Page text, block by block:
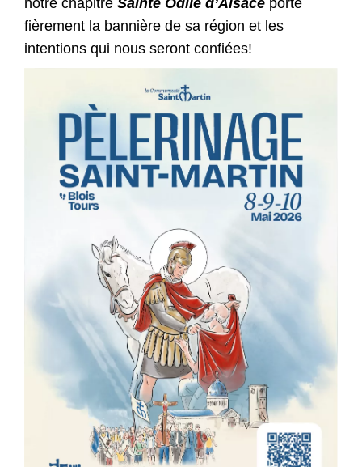
notre chapitre Sainte Odile d’Alsace porte
fièrement la bannière de sa région et les
intentions qui nous seront confiées!